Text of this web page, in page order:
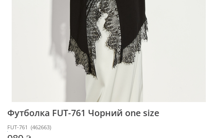
Футболка FUT-761 Чорний one size
FUT-761 (462663)